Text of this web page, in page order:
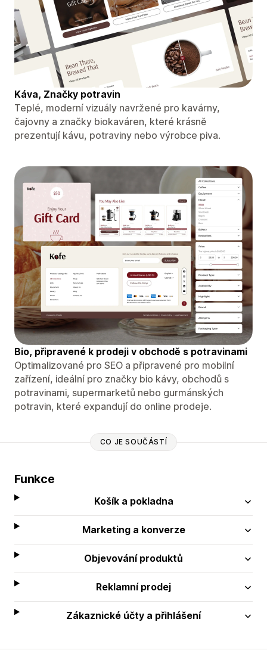
Káva, Značky potravin
Teplé, moderní vizuály navržené pro kavárny,
čajovny a značky biokaváren, které krásně
prezentují kávu, potraviny nebo výrobce piva.
Bio, připravené k prodeji v obchodě s potravinami
Optimalizované pro SEO a připravené pro mobilní
zařízení, ideální pro značky bio kávy, obchodů s
potravinami, supermarketů nebo gurmánských
potravin, které expandují do online prodeje.
CO JE SOUČÁSTÍ
Funkce
Košík a pokladna
Marketing a konverze
Objevování produktů
Reklamní prodej
Zákaznické účty a přihlášení